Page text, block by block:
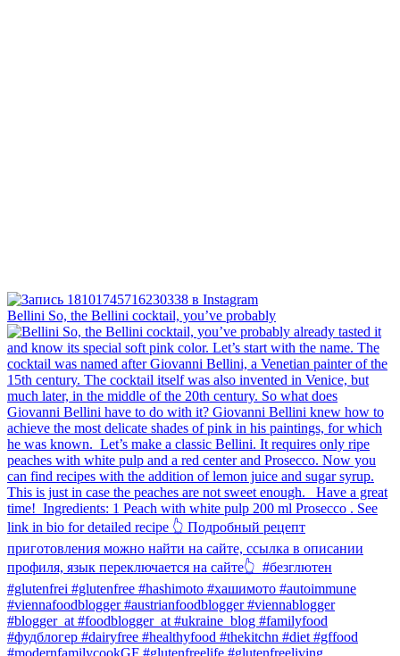
Bellini⁠ So, the Bellini cocktail, you’ve probably